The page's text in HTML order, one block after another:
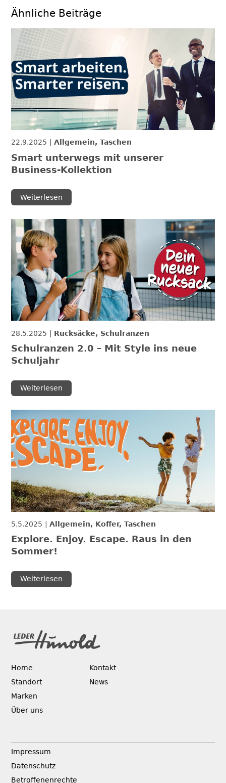
Ähnliche Beiträge
22.9.2025 Allgemein, Taschen
Smart unterwegs mit unserer
Business-Kollektion
Weiterlesen
28.5.2025 Rucksäcke, Schulranzen
Schulranzen 2.0 – Mit Style ins neue
Schuljahr
Weiterlesen
5.5.2025 Allgemein, Koffer, Taschen
Explore. Enjoy. Escape. Raus in den
Sommer!
Weiterlesen
Home
Standort
Marken
Über uns
Kontakt
News
Impressum
Datenschutz
Betroffenenrechte